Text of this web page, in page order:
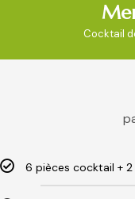
Cocktail
6 pièces cocktail +